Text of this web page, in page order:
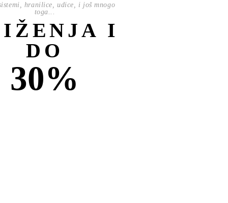
hranilice, udice, i još mnogo
toga...
I
DO
30%